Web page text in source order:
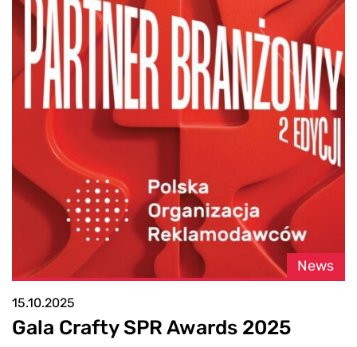
News
15.10.2025
Gala Crafty SPR Awards 2025